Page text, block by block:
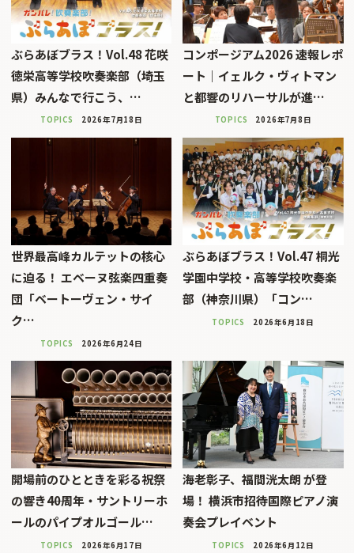
ぶらあぼブラス！Vol.48 花咲
徳栄高等学校吹奏楽部（埼玉
県）みんなで行こう、…
TOPICS 2026年7月18日
コンポージアム2026 速報レポ
ート｜イェルク・ヴィトマン
と都響のリハーサルが進…
TOPICS 2026年7月8日
世界最高峰カルテットの核心
に迫る！ エベーヌ弦楽四重奏
団「ベートーヴェン・サイ
ク…
TOPICS 2026年6月24日
ぶらあぼブラス！Vol.47 桐光
学園中学校・高等学校吹奏楽
部（神奈川県）「コン…
TOPICS 2026年6月18日
開場前のひとときを彩る祝祭
の響き――40周年・サントリーホ
ールのパイプオルゴール…
TOPICS 2026年6月17日
海老彰子、福間洸太朗 が登
場！ 横浜市招待国際ピアノ演
奏会プレイベント
TOPICS 2026年6月12日